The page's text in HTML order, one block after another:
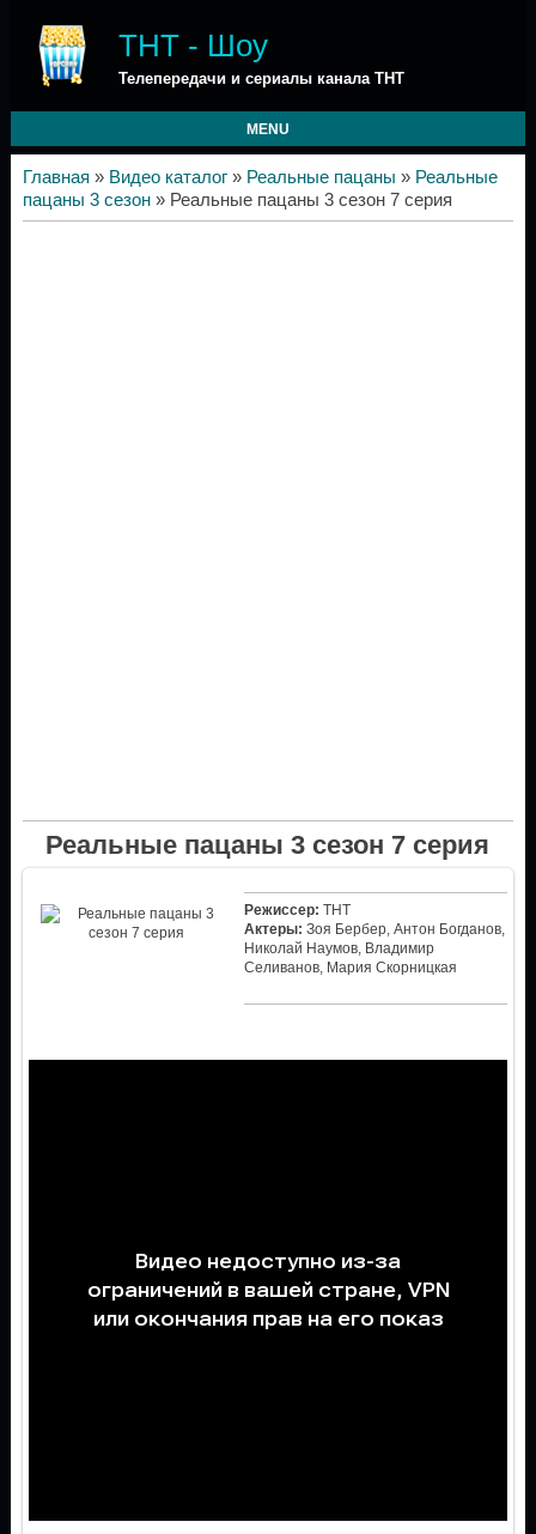
ТНТ - Шоу
Телепередачи и сериалы канала ТНТ
MENU
Главная » Видео каталог» Реальные пацаны » Реальные
пацаны 3 сезон» Реальные пацаны 3 сезон 7 серия
Реальные пацаны 3 сезон 7 серия
Режиссер: ТНТ
Актеры: Зоя Бербер, Антон Богданов,
Николай Наумов, Владимир
Селиванов, Мария Скорницкая